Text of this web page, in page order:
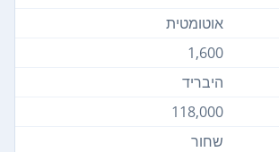
אוטומטית
1,600
היבריד
118,000
שחור